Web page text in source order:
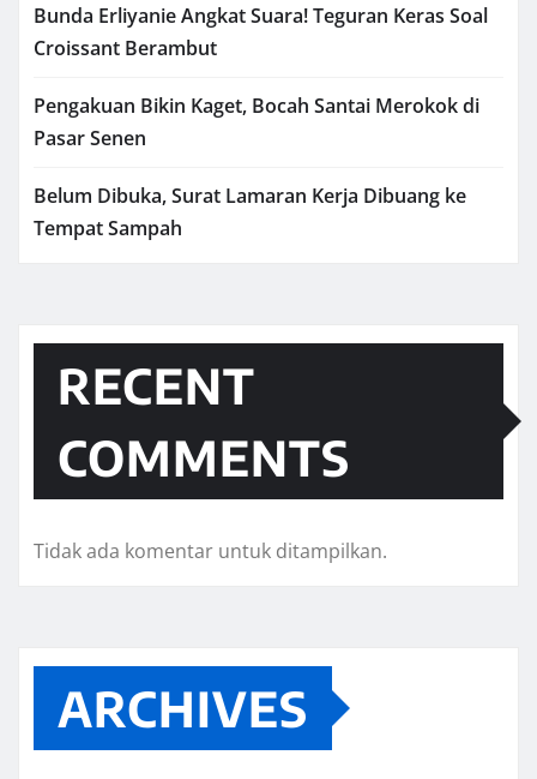
Bunda Erliyanie Angkat Suara! Teguran Keras Soal
Croissant Berambut
Pengakuan Bikin Kaget, Bocah Santai Merokok di
Pasar Senen
Belum Dibuka, Surat Lamaran Kerja Dibuang ke
Tempat Sampah
RECENT
COMMENTS
Tidak ada komentar untuk ditampilkan.
ARCHIVES